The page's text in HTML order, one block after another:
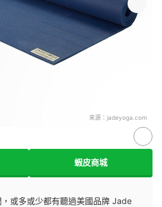
來源： jadeyoga.com
蝦皮商城
或多或少都有聽過美國品牌 Jade